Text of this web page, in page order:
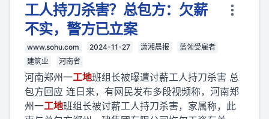
工人持刀杀害？总包方：欠薪
不实，警方已立案
www.sohu.com 2024-11-27 潇湘晨报
蓝领受雇者
建筑业
河南省
河南郑州一工地班组长被曝遭讨薪工人持刀杀害 总
包方回应 连日来，有网民发布多段视频称，河南郑
州一工地班组长被讨薪工人持刀杀害，家属称，此